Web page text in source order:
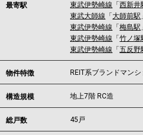
最寄駅 東武伊勢崎線 「西新井
東武大師線 「 大師前駅
東武伊勢崎線 「梅島駅
東武伊勢崎線 「竹ノ塚
東武伊勢崎線 「五反野
物件特徴 REIT系ブランドマン
構造規模 地上7階 RC造
総戸数 45戸